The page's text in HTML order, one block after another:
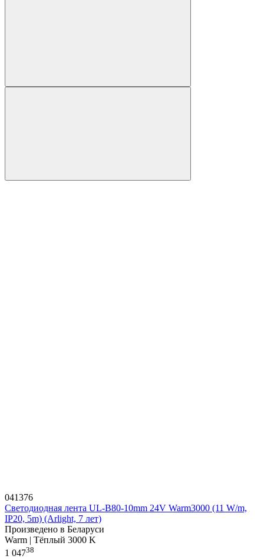
041376
Светодиодная лента UL-B80-10mm 24V Warm3000 (11 W/m,
IP20, 5m) (Arlight, 7 лет)
Произведено в Беларуси
Warm | Тёплый 3000 K
1 04738